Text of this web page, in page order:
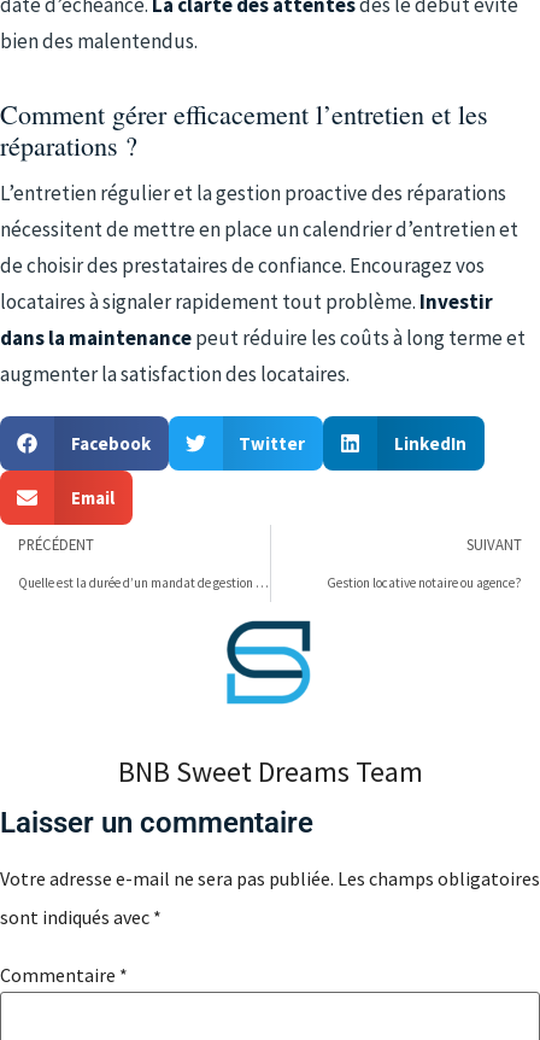
bien des malentendus.
Comment gérer efficacement l’entretien et les
réparations ?
L’entretien régulier et la gestion proactive des réparations
nécessitent de mettre en place un calendrier d’entretien et
de choisir des prestataires de confiance. Encouragez vos
locataires à signaler rapidement tout problème. Investir
dans la maintenancepeut réduire les coûts à long terme et
augmenter la satisfaction des locataires.
Facebook Twitter LinkedIn
Email
PRÉCÉDENT
Quelle est la durée d’un mandat de gestion locative?
SUIVANT
Gestion locative notaire ou agence?
BNB Sweet Dreams Team
Laisser un commentaire
Votre adresse e-mail ne sera pas publiée. Les champs obligatoires
sont indiqués avec *
Commentaire *